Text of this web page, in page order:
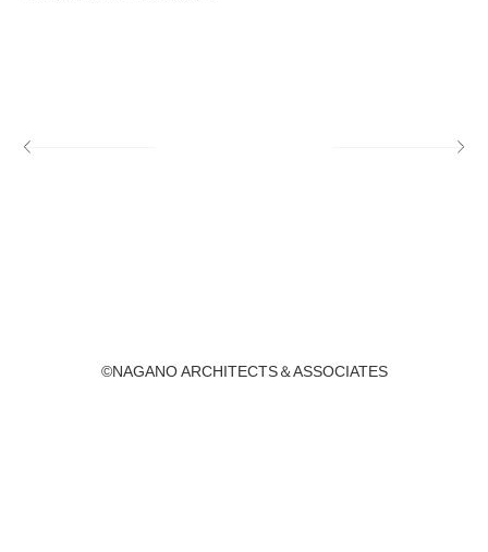
©NAGANO ARCHITECTS＆ASSOCIATES